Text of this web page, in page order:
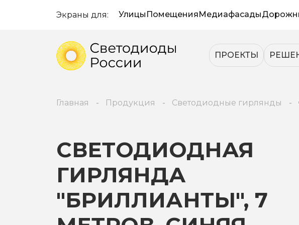
Экраны для: Улицы ПомещенияМедиафасады
ПРОЕКТЫ
Главная Продукция Светодиодные гирлянды
СВЕТОДИОДНАЯ
ГИРЛЯНДА
"БРИЛЛИАНТЫ", 7